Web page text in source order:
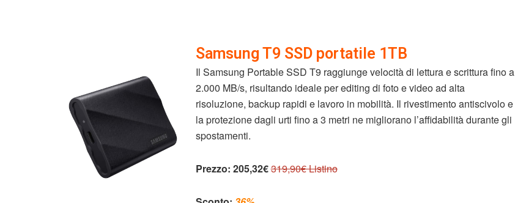
Samsung T9 SSD portatile 1TB
Il Samsung Portable SSD T9 raggiunge velocità di lettura e scrittura fino a
2.000 MB/s, risultando ideale per editing di foto e video ad alta
risoluzione, backup rapidi e lavoro in mobilità. Il rivestimento antiscivolo e
la protezione dagli urti fino a 3 metri ne migliorano l’affidabilità durante gli
spostamenti.
Prezzo: 205,32€319,90€ Listino